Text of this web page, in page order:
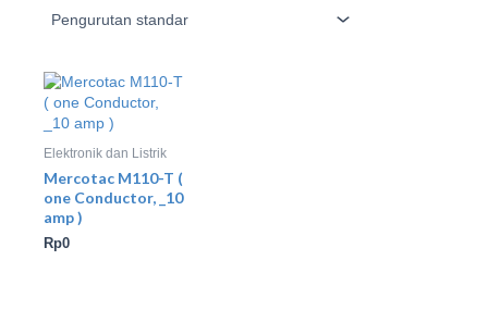
Elektronik dan Listrik
Mercotac M110-T (
one Conductor, _10
amp )
Rp0